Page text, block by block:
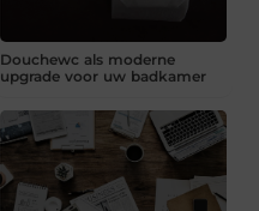
Douchewc als moderne
upgrade voor uw badkamer